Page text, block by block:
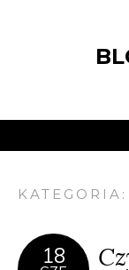
18